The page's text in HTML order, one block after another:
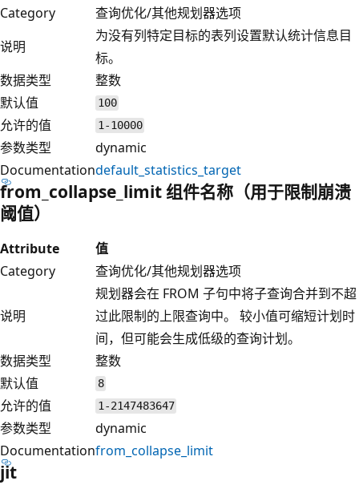
Category
查询优化/其他规划器选项
说明
为没有列特定目标的表列设置默认统计信息目
标。
数据类型
整数
默认值
100
允许的值 1-10000
参数类型
dynamic
Documentationdefault_statistics_target
from_collapse_limit 组件名称（用于限制崩溃
阈值）
Attribute
值
Category
查询优化/其他规划器选项
说明
规划器会在 FROM 子句中将子查询合并到不超
过此限制的上限查询中。 较小值可缩短计划时
间，但可能会生成低级的查询计划。
数据类型
整数
默认值
8
允许的值 1-2147483647
参数类型
dynamic
Documentationfrom_collapse_limit
jit